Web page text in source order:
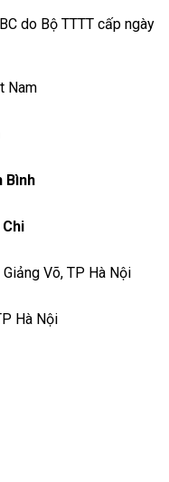
do Bộ TTTT cấp ngày
Nam
Bình
Chi
Võ, TP Hà Nội
Hà Nội